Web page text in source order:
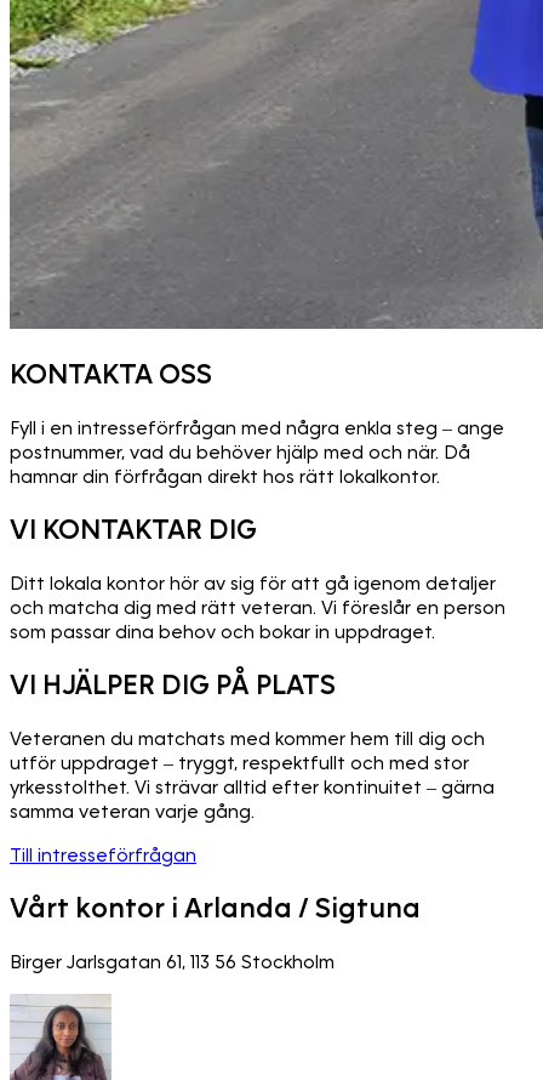
KONTAKTA OSS
Fyll i en intresseförfrågan med några enkla steg – ange
postnummer, vad du behöver hjälp med och när. Då
hamnar din förfrågan direkt hos rätt lokalkontor.
VI KONTAKTAR DIG
Ditt lokala kontor hör av sig för att gå igenom detaljer
och matcha dig med rätt veteran. Vi föreslår en person
som passar dina behov och bokar in uppdraget.
VI HJÄLPER DIG PÅ PLATS
Veteranen du matchats med kommer hem till dig och
utför uppdraget – tryggt, respektfullt och med stor
yrkesstolthet. Vi strävar alltid efter kontinuitet – gärna
samma veteran varje gång.
Till intresseförfrågan
Vårt kontor i Arlanda / Sigtuna
Birger Jarlsgatan 61, 113 56 Stockholm